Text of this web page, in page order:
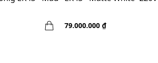
79.000.000 ₫